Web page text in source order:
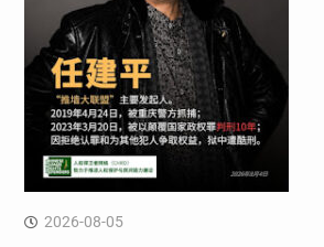
2026-08-05